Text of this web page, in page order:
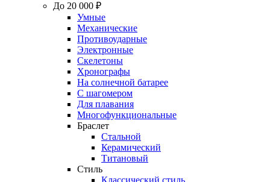
До 20 000 ₽
Умные
Механические
Противоударные
Электронные
Скелетоны
Хронографы
На солнечной батарее
С шагомером
Для плавания
Многофункциональные
Браслет
Стальной
Керамический
Титановый
Стиль
Классический стиль